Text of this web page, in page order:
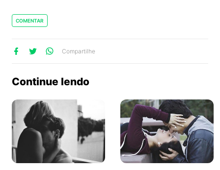
COMENTAR
Compartilhe
Continue lendo